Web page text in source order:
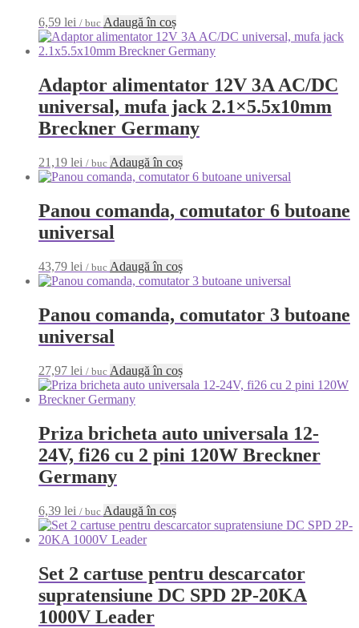
6,59 lei / buc Adaugă în coș
Adaptor alimentator 12V 3A AC/DC
universal, mufa jack 2.1×5.5x10mm
Breckner Germany
21,19 lei / buc Adaugă în coș
Panou comanda, comutator 6 butoane
universal
43,79 lei / buc Adaugă în coș
Panou comanda, comutator 3 butoane
universal
27,97 lei / buc Adaugă în coș
Priza bricheta auto universala 12-
24V, fi26 cu 2 pini 120W Breckner
Germany
6,39 lei / buc Adaugă în coș
Set 2 cartuse pentru descarcator
supratensiune DC SPD 2P-20KA
1000V Leader